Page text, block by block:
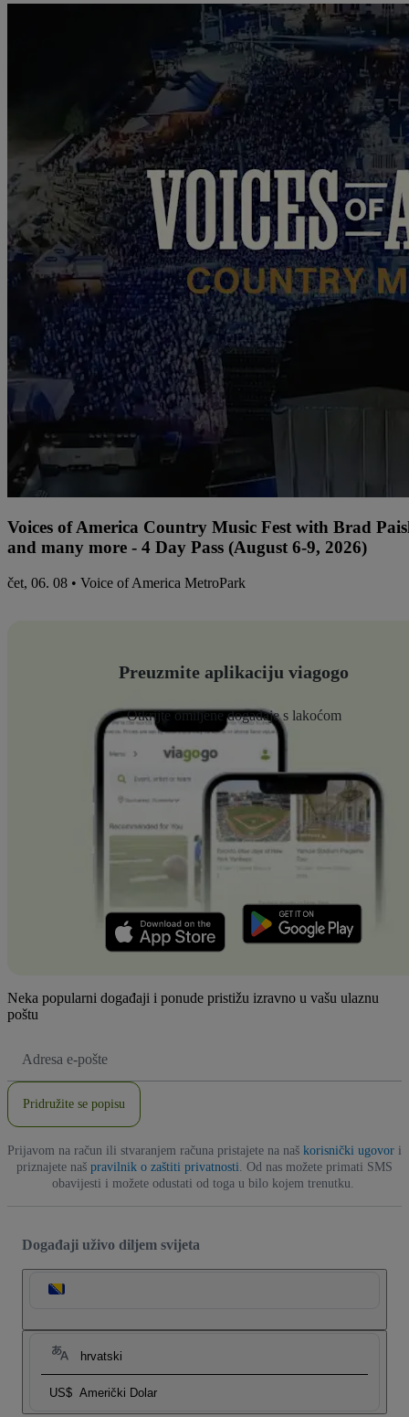
Voices of America Country Music Fest with Brad
and many more - 4 Day Pass (August 6-9, 2026)
čet, 06. 08 • Voice of America MetroPark
Preuzmite aplikaciju viagogo
Otkrijte omiljene događaje s lakoćom
Neka popularni događaji i ponude pristižu izravno u vašu ulaznu
poštu
mail
Pridružite se popisu
Prijavom na račun ili stvaranjem računa pristajete na naš korisnički ugovor i
priznajete naš pravilnik o zaštiti privatnosti. Od nas možete primati SMS
obavijesti i možete odustati od toga u bilo kojem trenutku.
Događaji uživo diljem svijeta
hrvatski
US$ Američki Dolar